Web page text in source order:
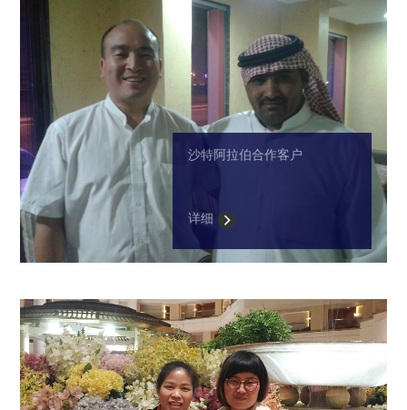
沙特阿拉伯合作客户
详细